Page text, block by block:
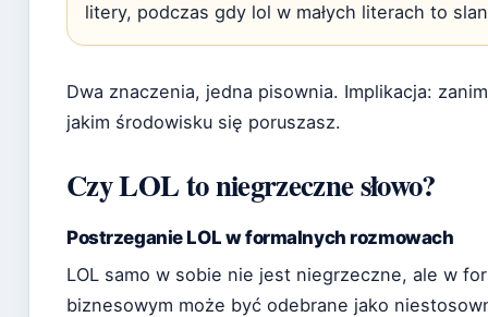
litery, podczas gdy lol w małych literach to
Dwa znaczenia, jedna pisownia. Implikacja:
jakim środowisku się poruszasz.
Czy LOL to niegrzeczne słowo?
Postrzeganie LOL w formalnych rozmowach
LOL samo w sobie nie jest niegrzeczne, ale w
biznesowym może być odebrane jako